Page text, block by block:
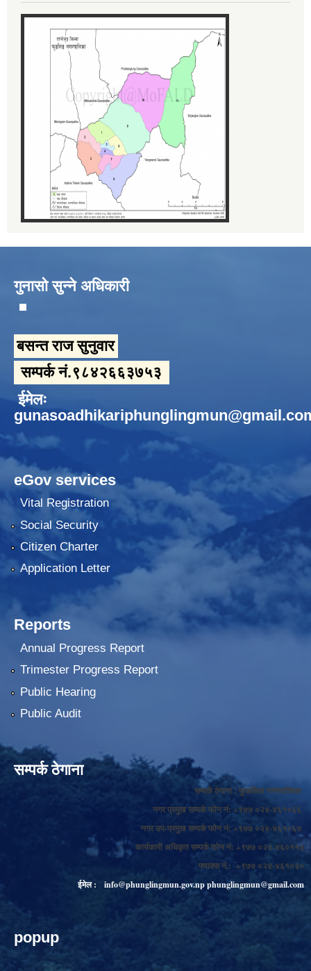
गुनासो सुन्ने अधिकारी
बसन्त राज सुनुवार
सम्पर्क नं.९८४२६६३७५३
ईमेलः
eGov services
Vital Registration
Social Security
Citizen Charter
Application Letter
Reports
Annual Progress Report
Trimester Progress Report
Public Hearing
Public Audit
सम्पर्क ठेगाना
सम्पर्क ठेगाना : फुङलिङ नगरपालिका
नगर प्रमुख सम्पर्क फोन नं: +९७७ ०२४-४६१०६६
नगर उप-प्रमुख सम्पर्क फोन नं: +९७७ ०२४-४६१०६७
कार्यकारी अधिकृत सम्पर्क फोन नं: +९७७ ०२४-४६०११४
फ्याक्स नं.: +९७७ ०२४-४६१०३०
ईमेल :
info@phunglingmun.gov.npphunglingmun@gmail.com
popup